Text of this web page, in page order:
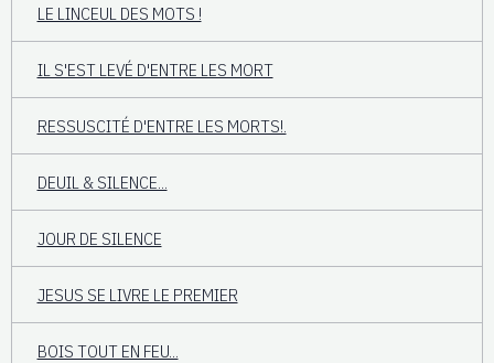
LE LINCEUL DES MOTS !
IL S'EST LEVÉ D'ENTRE LES MORT
RESSUSCITÉ D'ENTRE LES MORTS!.
DEUIL & SILENCE...
JOUR DE SILENCE
JESUS SE LIVRE LE PREMIER
BOIS TOUT EN FEU...